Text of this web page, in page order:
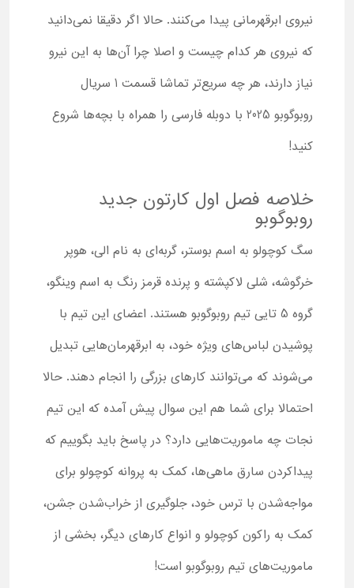
نیروی ابرقهرمانی پیدا می‌کنند. حالا اگر دقیقا نمی‌دانید
که نیروی هر کدام چیست و اصلا چرا آن‌ها به این نیرو
نیاز دارند، هر چه سریع‌تر تماشا قسمت 1 سریال
روبوگوبو 2025 با دوبله فارسی را همراه با بچه‌ها شروع
کنید!
خلاصه فصل اول کارتون جدید
روبوگوبو
سگ کوچولو به اسم بوستر، گربه‌ای به نام الی، هوپر
خرگوشه، شلی لاکپشته و پرنده قرمز رنگ به اسم وینگو،
گروه 5 ‌تایی تیم روبوگوبو هستند. اعضای این تیم با
پوشیدن لباس‌های ویژه خود، به ابرقهرمان‌هایی تبدیل
می‌شوند که می‌توانند کارهای بزرگی را انجام دهند. حالا
احتمالا برای شما هم این سوال پیش آمده که این تیم
نجات چه ماموریت‌هایی دارد؟ در پاسخ باید بگوییم که
پیداکردن سارق ماهی‌ها، کمک به پروانه کوچولو برای
مواجه‌شدن با ترس خود، جلوگیری از خراب‌شدن جشن،
کمک به راکون کوچولو و انواع کارهای دیگر، بخشی از
ماموریت‌های تیم روبوگوبو است!